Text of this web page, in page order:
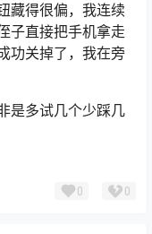
藏得很偏，我连续
子直接把手机拿走
功关掉了，我在旁
是多试几个少踩几
0 0